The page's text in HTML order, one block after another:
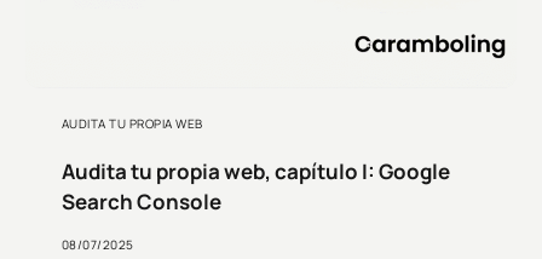
AUDITA TU PROPIA WEB
Audita tu propia web, capítulo I: Google
Search Console
08/07/2025